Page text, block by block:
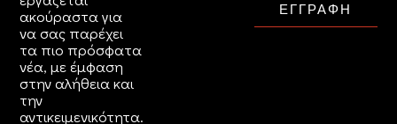
ακούραστα για
να σας παρέχει
τα πιο πρόσφατα
νέα, με έμφαση
στην αλήθεια και
την
αντικειμενικότητα.
ΕΓΓΡΑΦΗ